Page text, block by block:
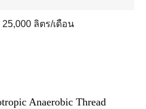
25,000 ลิตร/เดือน
Anaerobic Thread